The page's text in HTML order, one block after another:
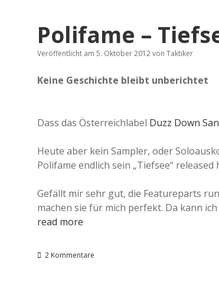
Polifame –
Veröffentlicht am 5. Oktober 2012von Taktiker
Keine Geschichte bleibt unberichtet
Dass das Österreichlabel Duzz Down San
Heute aber kein Sampler, oder
Polifame endlich sein „Tiefsee“
Gefällt mir sehr gut, die Featureparts
machen sie für mich perfekt. Da kann
read more
2 Kommentare